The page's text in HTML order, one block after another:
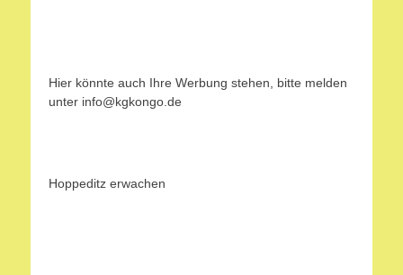
Hier könnte auch Ihre Werbung stehen, bitte melden
unter info@kgkongo.de
Hoppeditz erwachen